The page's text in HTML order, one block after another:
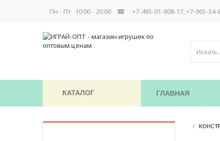
Пн - Пт 10:00 - 20:00 ☎ +7-495-01-808-17, +7-965-
КАТАЛОГ ГЛАВНАЯ
/